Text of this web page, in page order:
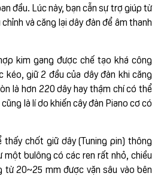
đầu. Lúc này, bạn cẫn sự trợ giúp từ
và căng lại dây đàn để âm thanh
kim gang được chế tạo khá công
kéo, giữ 2 đầu của dây đàn khi căng
là hơn 220 dây hay thậm chí có thể
là lí do khiến cây đàn Piano cơ có
chốt giữ dây (Tuning pin) thông
bulông có các ren rất nhỏ, chiều
từ 20~25 mm được vặn sâu vào bên